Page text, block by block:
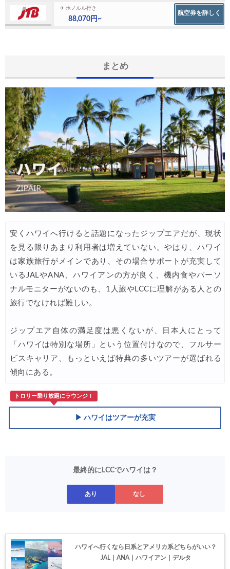
✈ ホノルル行き
88,070円~
航空券を詳しく
まとめ
安くハワイへ行けると話題になったジップエアだが、現状
を見る限りあまり利用者は増えていない。やはり、ハワイ
は家族旅行がメインであり、その場合サポートが充実して
いるJALやANA、ハワイアンの方が良く、機内食やパーソ
ナルモニターがないのも、1人旅やLCCに理解がある人との
旅行でなければ難しい。
ジップエア自体の満足度は悪くないが、日本人にとって
「ハワイは特別な場所」という位置付けなので、フルサー
ビスキャリア、もっといえば特典の多いツアーが選ばれる
傾向にある。
トロリー乗り放題にラウンジ！
▶ ハワイはツアーが充実
最終的にLCCでハワイは？
あり なし
ハワイへ行くなら日系とアメリカ系どちらがいい？
JAL｜ANA｜ハワイアン｜デルタ